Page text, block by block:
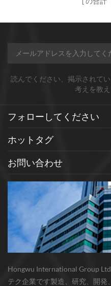
読んでください、掲示されて
考えを教え
フォローしてください
ホットタグ
お問い合わせ
Hongwu International Group
テク企業です製造、研究、開